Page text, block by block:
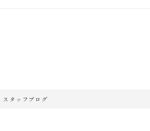
スタッフブログ